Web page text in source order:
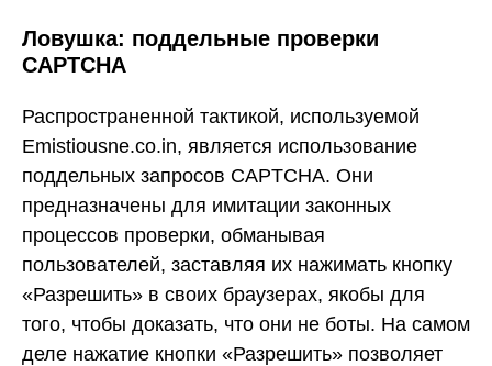
Ловушка: поддельные проверки
CAPTCHA
Распространенной тактикой, используемой
Emistiousne.co.in, является использование
поддельных запросов CAPTCHA. Они
предназначены для имитации законных
процессов проверки, обманывая
пользователей, заставляя их нажимать кнопку
«Разрешить» в своих браузерах, якобы для
того, чтобы доказать, что они не боты. На самом
деле нажатие кнопки «Разрешить» позволяет